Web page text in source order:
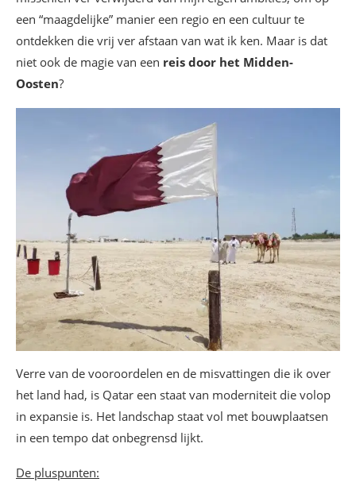
een “maagdelijke” manier een regio en een cultuur te
ontdekken die vrij ver afstaan van wat ik ken. Maar is dat
niet ook de magie van een reis door het Midden-
Oosten?
Verre van de vooroordelen en de misvattingen die ik over
het land had, is Qatar een staat van moderniteit die volop
in expansie is. Het landschap staat vol met bouwplaatsen
in een tempo dat onbegrensd lijkt.
De pluspunten: